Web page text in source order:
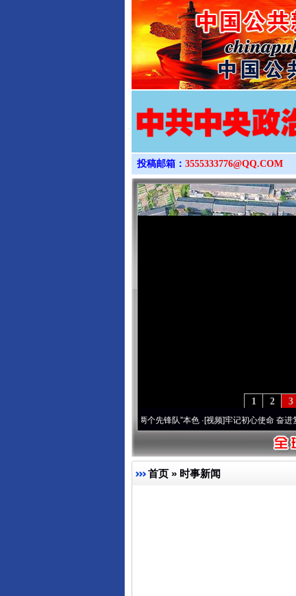
投稿邮箱： 3555333776@QQ.COM
3
2
1
永葆“两个先锋队”本色·[视频]牢记初心使命 奋进复兴征程
首页 » 时事新闻